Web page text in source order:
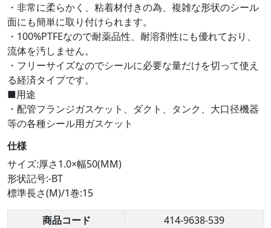
・非常に柔らかく、粘着材付きの為、複雑な形状のシール
面にも簡単に取り付けられます。
・100%PTFEなので耐薬品性、耐溶剤性にも優れており、
流体を汚しません。
・フリーサイズなのでシールに必要な量だけを切って使え
る経済タイプです。
■用途
・配管フランジガスケット、ダクト、タンク、大口径機器
等の各種シール用ガスケット
仕様
サイズ:厚さ1.0×幅50(MM)
形状記号:-BT
標準長さ(M)/1巻:15
商品コード
414-9638-539